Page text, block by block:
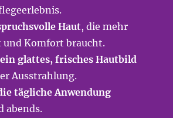
Haut, die mehr
und Komfort braucht.
glattes, frisches Hautbild
Ausstrahlung.
tägliche Anwendung
abends.